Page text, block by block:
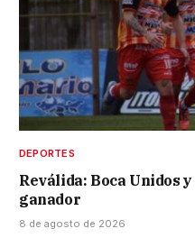
DEPORTES
Reválida: Boca Unidos
ganador
8 de agosto de 2026